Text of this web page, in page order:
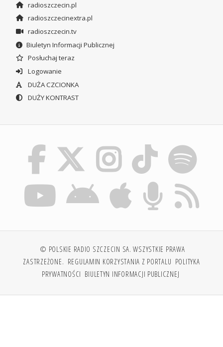
radioszczecin.pl
radioszczecinextra.pl
radioszczecin.tv
Biuletyn Informacji Publicznej
Posłuchaj teraz
Logowanie
DUŻA CZCIONKA
DUŻY KONTRAST
© POLSKIE RADIO SZCZECIN SA. WSZYSTKIE PRAWA
ZASTRZEŻONE. REGULAMIN KORZYSTANIA Z PORTALU POLITYKA
PRYWATNOŚCI BIULETYN INFORMACJI PUBLICZNEJ